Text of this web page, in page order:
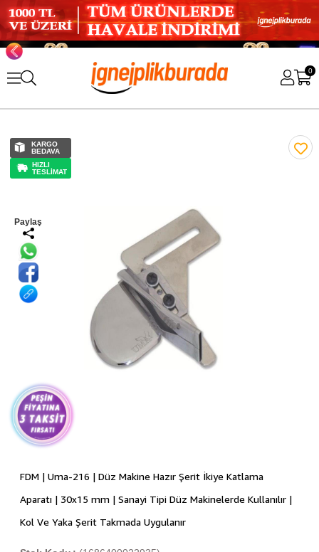
0
KARGO
BEDAVA
HIZLI
TESLİMAT
Paylaş
FDM | Uma-216 | Düz Makine Hazır Şerit İkiye Katlama
Aparatı | 30x15 mm | Sanayi Tipi Düz Makinelerde Kullanılır |
Kol Ve Yaka Şerit Takmada Uygulanır